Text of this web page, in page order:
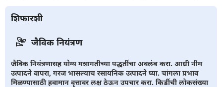
शिफारशी
जैविक नियंत्रण
जैविक नियंत्रणासह योग्य मशागतीच्या पद्धतींचा अवलंब करा. आधी नीम
उत्पादने वापरा, गरज भासल्याच रसायनिक उत्पादने घ्या. चांगला प्रभाव
मिळण्यासाठी हवामान वृत्तावर लक्ष ठेऊन उपचार करा. किडींची लोकसंख्या